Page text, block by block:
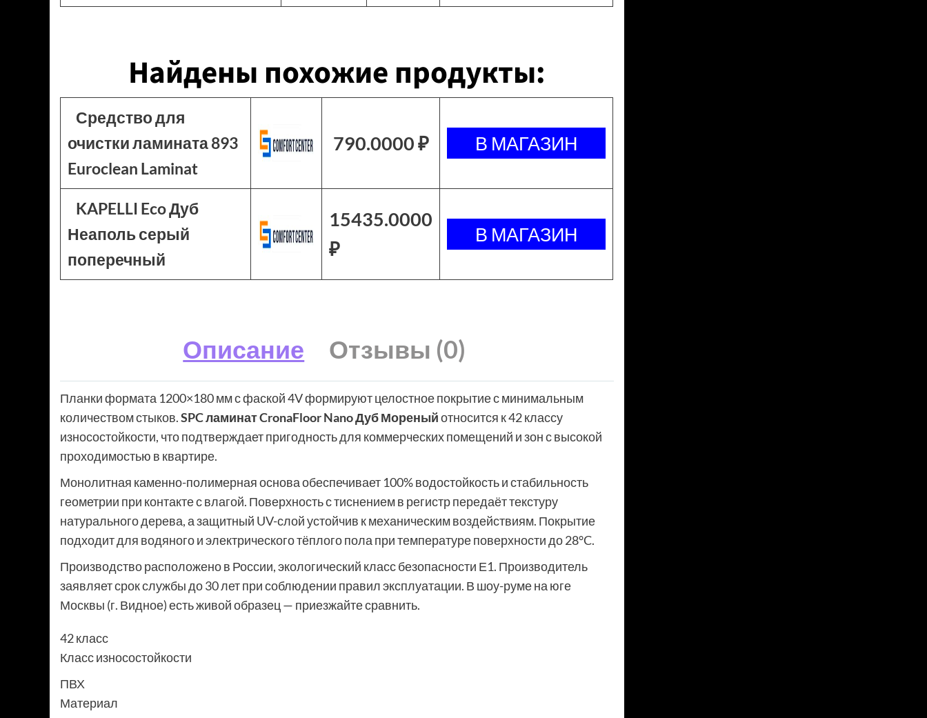
Найдены похожие продукты:
Средство для
очистки ламината 893
Euroclean Laminat
790.0000 ₽
KAPELLI Eco Дуб
Неаполь серый
поперечный
15435.0000
₽
Описание Отзывы (0)
Планки формата 1200×180 мм с фаской 4V формируют целостное покрытие с минимальным
количеством стыков.SPC ламинат CronaFloor Nano Дуб Мореныйотносится к 42 классу
износостойкости, что подтверждает пригодность для коммерческих помещений и зон с высокой
проходимостью в квартире.
Монолитная каменно-полимерная основа обеспечивает 100% водостойкость и стабильность
геометрии при контакте с влагой. Поверхность с тиснением в регистр передаёт текстуру
натурального дерева, а защитный UV-слой устойчив к механическим воздействиям. Покрытие
подходит для водяного и электрического тёплого пола при температуре поверхности до 28°C.
Производство расположено в России, экологический класс безопасности Е1. Производитель
заявляет срок службы до 30 лет при соблюдении правил эксплуатации. В шоу-руме на юге
Москвы (г. Видное) есть живой образец — приезжайте сравнить.
42 класс
Класс износостойкости
ПВХ
Материал